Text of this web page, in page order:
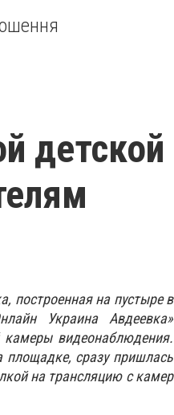
детской
построенная на пустыре в
Украина Авдеевка»
камеры видеонаблюдения.
сразу пришлась
на трансляцию с камер